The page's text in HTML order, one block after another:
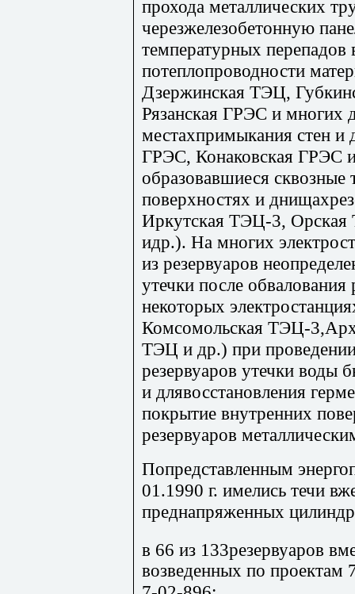
прохода металлических
черезжелезобетонную
температурных перепадов
потеплопроводности
Дзержинская ТЭЦ,
Рязанская ГРЭС и многих
местахпримыкания стен и
ГРЭС, Конаковская ГРЭС
образовавшиеся
поверхностях и
Иркутская ТЭЦ-3,
идр.). На многих
из резервуаров
утечки после обвалования
некоторых
Комсомольская ТЭЦ-
ТЭЦ и др.) при
резервуаров утечки
и длявосстановления
покрытие внутренних
резервуаров
Попредставленным
01.1990 г. имелись течи
преднапряженных
в 66 из 133резервуаров
возведенных по